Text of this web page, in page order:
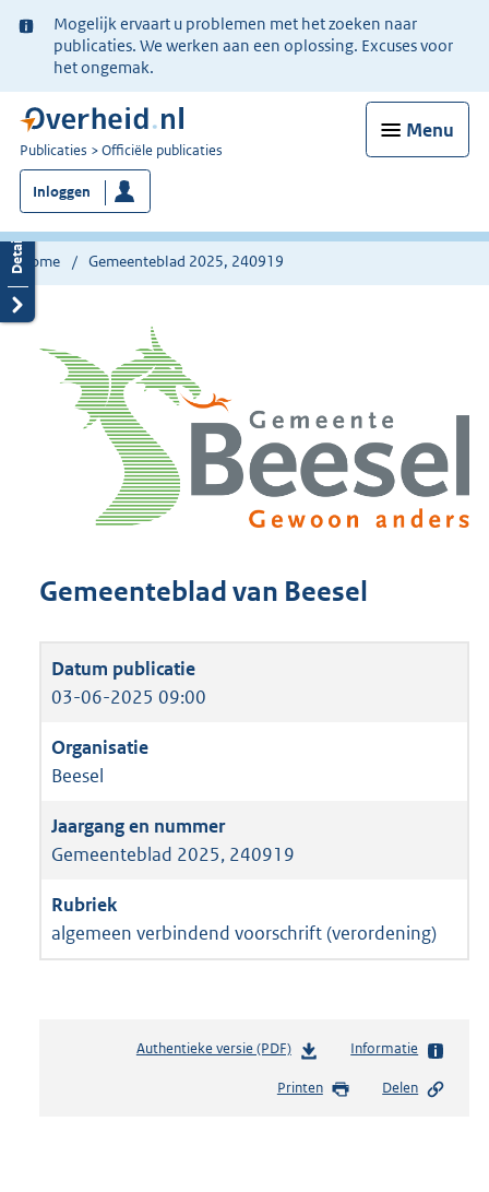
Ter
informatie:
Mogelijk ervaart u problemen met het zoeken naar
publicaties. We werken aan een oplossing. Excuses voor
het ongemak.
Menu
U
bent
nu
hier:
Publicaties Officiële publicaties
Inloggen
Home Gemeenteblad 2025, 240919
Gemeenteblad van Beesel
03-06-2025 09:00
Beesel
Gemeenteblad 2025, 240919
algemeen verbindend voorschrift (verordening)
Authentieke versie (PDF)b
s
Informatie
Printen Delen